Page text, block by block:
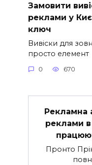
Замовити
реклами у
ключ
Вивіски для
просто елемент
0 670
Рекламна
реклами в
Пронто